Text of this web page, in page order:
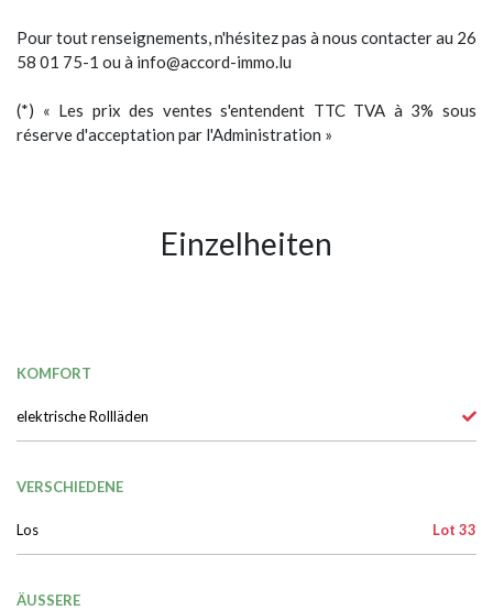
Pour tout renseignements, n'hésitez pas à nous contacter au 26
58 01 75-1 ou à info@accord-immo.lu
(*) « Les prix des ventes s'entendent TTC TVA à 3% sous
réserve d'acceptation par l'Administration »
Einzelheiten
KOMFORT
elektrische Rollläden
VERSCHIEDENE
Los Lot 33
ÄUSSERE